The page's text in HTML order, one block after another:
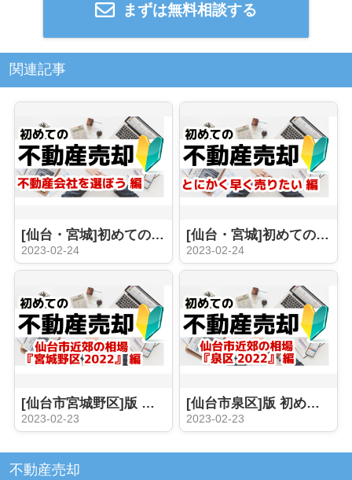
まずは無料相談する
関連記事
[仙台・宮城]初めての不動産売却 不動産会社選びは慎重に。その選択でほぼ全て決まってしまいます。 2023年版
2023-02-24
[仙台・宮城]初めての不動産売却 早期売却を目指したいけどどうしたら良い！？
2023-02-24
[仙台市宮城野区]版 初めての不動産売却 プロが教える相場事情【土地 戸建 建物】2023年
2023-02-23
[仙台市泉区]版 初めての不動産売却 プロが教える相場事情【土地 戸建 建物】2023年
2023-02-23
不動産売却